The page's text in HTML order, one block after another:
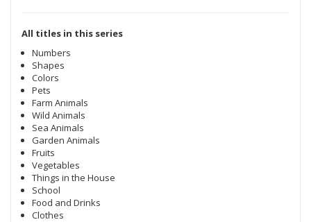
All titles in this series
Numbers
Shapes
Colors
Pets
Farm Animals
Wild Animals
Sea Animals
Garden Animals
Fruits
Vegetables
Things in the House
School
Food and Drinks
Clothes